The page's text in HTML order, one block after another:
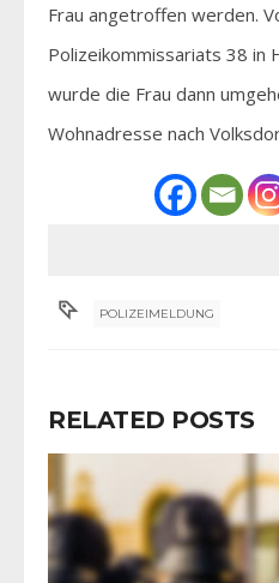
Frau angetroffen werden.
Polizeikommissariats 38 in
wurde die Frau dann
Wohnadresse nach
POLIZEIMELDUNG
RELATED POSTS